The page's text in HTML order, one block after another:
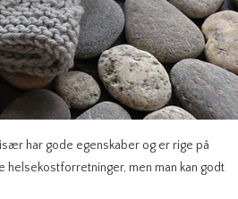
har gode egenskaber og er rige på
men man kan godt